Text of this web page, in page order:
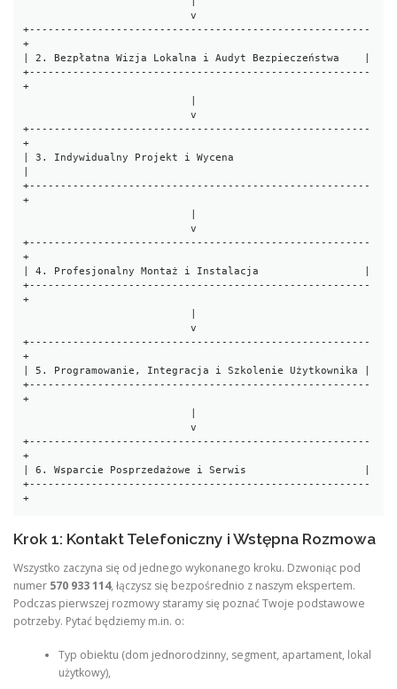
                           v
+-------------------------------------------------------
+
| 2. Bezpłatna Wizja Lokalna i Audyt Bezpieczeństwa    |
+-------------------------------------------------------
+
                           v
+-------------------------------------------------------
+
| 3. Indywidualny Projekt i Wycena
+-------------------------------------------------------
+
                           v
+-------------------------------------------------------
+
| 4. Profesjonalny Montaż i Instalacja                 |
+-------------------------------------------------------
+
                           v
+-------------------------------------------------------
+
| 5. Programowanie, Integracja i Szkolenie Użytkownika |
+-------------------------------------------------------
+
                           v
+-------------------------------------------------------
+
| 6. Wsparcie Posprzedażowe i Serwis                   |
+-------------------------------------------------------
Krok 1: Kontakt Telefoniczny i Wstępna Rozmowa
Wszystko zaczyna się od jednego wykonanego kroku. Dzwoniąc pod
numer 570 933 114, łączysz się bezpośrednio z naszym ekspertem.
Podczas pierwszej rozmowy staramy się poznać Twoje podstawowe
potrzeby. Pytać będziemy m.in. o:
Typ obiektu (dom jednorodzinny, segment, apartament, lokal
użytkowy),